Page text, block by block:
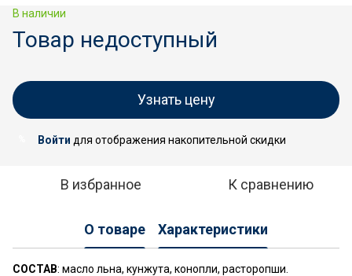
В наличии
Товар недоступный
Узнать цену
Войти для отображения накопительной скидки
В избранное К сравнению
О товаре Характеристики
СОСТАВ: масло льна, кунжута, конопли, расторопши.